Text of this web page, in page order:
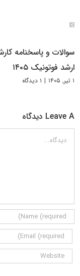
سوالات و پاسخنامه
ارشد فوتونیک ۱۴۰۵
۱ تیر, ۱۴۰۵ | ۱ دیدگاه
Leave A دیدگاه
دیدگاه